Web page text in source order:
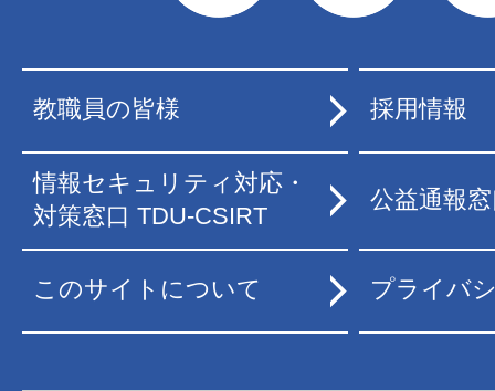
教職員の皆様 採用情報
情報セキュリティ対応・
対策窓口 TDU-CSIRT
公益通報
このサイトについて プライバ